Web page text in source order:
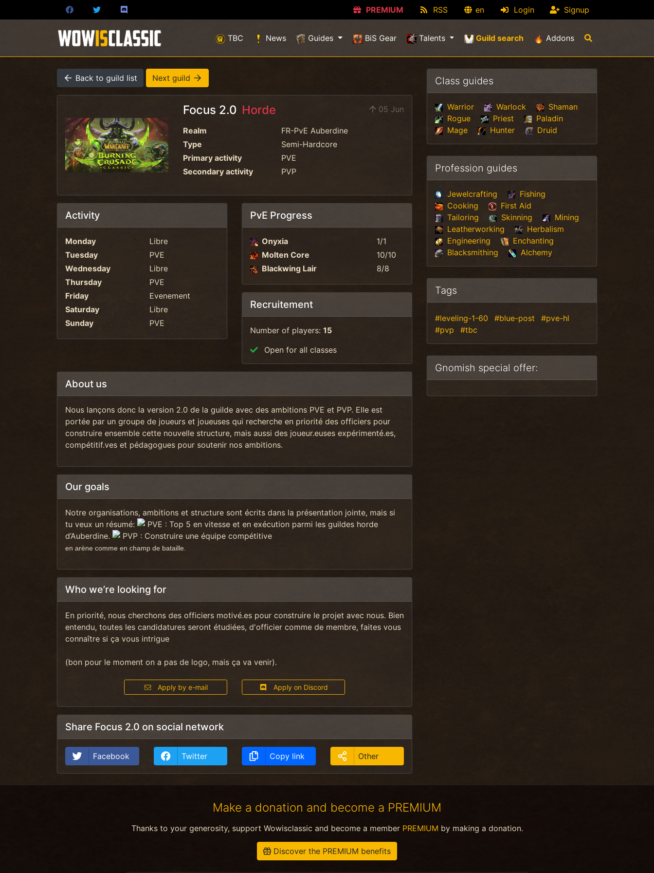
PREMIUM RSS en Login Signup
TBC News Guides BiS Gear Talents Guild search (current)Addons
Back to guild list Next guild
Focus 2.0 Horde 05 Jun
Realm
FR-PvE Auberdine
Type
Semi-Hardcore
Primary activity
PVE
Secondary activity
PVP
Activity
Monday
Libre
Tuesday
PVE
Wednesday
Libre
Thursday
PVE
Friday
Evenement
Saturday
Libre
Sunday
PVE
PvE Progress
Onyxia
1/1
Molten Core
10/10
Blackwing Lair
8/8
Recruitement
Number of players: 15
Open for all classes
About us
Nous lançons donc la version 2.0 de la guilde avec des ambitions PVE et PVP. Elle est
portée par un groupe de joueurs et joueuses qui recherche en priorité des officiers pour
construire ensemble cette nouvelle structure, mais aussi des joueur.euses expérimenté.es,
compétitif.ves et pédagogues pour soutenir nos ambitions.
Our goals
Notre organisations, ambitions et structure sont écrits dans la présentation jointe, mais si
tu veux un résumé:
PVE : Top 5 en vitesse et en exécution parmi les guildes horde
d’Auberdine.
PVP : Construire une équipe compétitive
en arène comme en champ de bataille.
Who we’re looking for
En priorité, nous cherchons des officiers motivé.es pour construire le projet avec nous. Bien
entendu, toutes les candidatures seront étudiées, d'officier comme de membre, faites vous
connaître si ça vous intrigue
(bon pour le moment on a pas de logo, mais ça va venir).
Apply by e-mail Apply on Discord
Share Focus 2.0 on social network
Facebook Twitter Copy link Other
Class guides
Warrior Warlock
Shaman
Rogue
Priest
Paladin
Mage
Hunter Druid
Profession guides
Jewelcrafting
Fishing
Cooking
First Aid
Tailoring
Skinning
Mining
Leatherworking
Herbalism
Engineering
Enchanting
Blacksmithing
Alchemy
Tags
#leveling-1-60 #blue-post
#pve-hl
#pvp
#tbc
Gnomish special offer:
Make a donation and become a PREMIUM
Thanks to your generosity, support Wowisclassic and become a member PREMIUM by making a donation.
Discover the PREMIUM benefits